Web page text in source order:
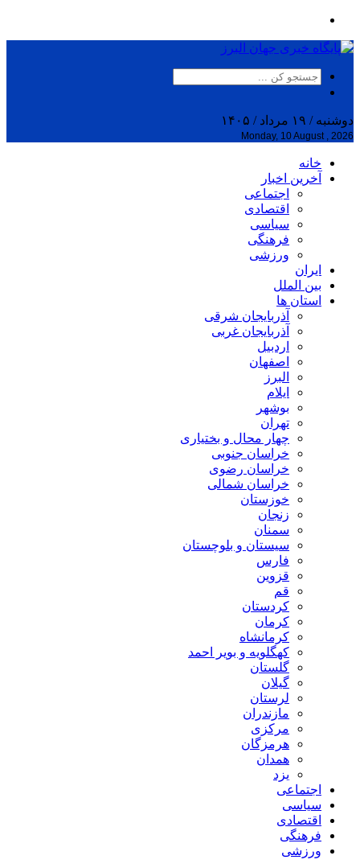
دوشنبه / ۱۹ مرداد / ۱۴۰۵
Monday, 10 August , 2026
خانه
آخرین اخبار
اجتماعی
اقتصادی
سیاسی
فرهنگی
ورزشی
ایران
بین الملل
استان ها
آذربایجان شرقی
آذربایجان غربی
اردبیل
اصفهان
البرز
ایلام
بوشهر
تهران
چهار محال و بختیاری
خراسان جنوبی
خراسان رضوی
خراسان شمالی
خوزستان
زنجان
سمنان
سیستان و بلوچستان
فارس
قزوین
قم
کردستان
کرمان
کرمانشاه
کهگلویه و بویر احمد
گلستان
گیلان
لرستان
مازندران
مرکزی
هرمزگان
همدان
یزد
اجتماعی
سیاسی
اقتصادی
فرهنگی
ورزشی